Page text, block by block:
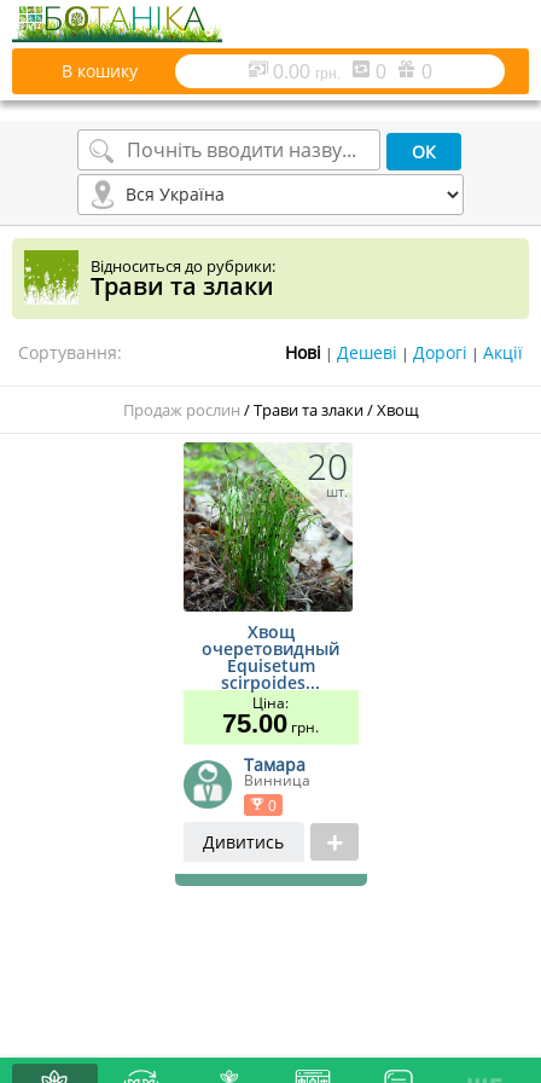
В кошику 0.00 грн. 0 0
Відноситься до рубрики:
Трави та злаки
Сортування: | | |
Продаж рослин /Трави та злаки/Хвощ
20
шт.
Хвощ
очеретовидный
Equisetum
scirpoides...
Ціна:
75.00 грн.
Тамара
Винница
0
Дивитись